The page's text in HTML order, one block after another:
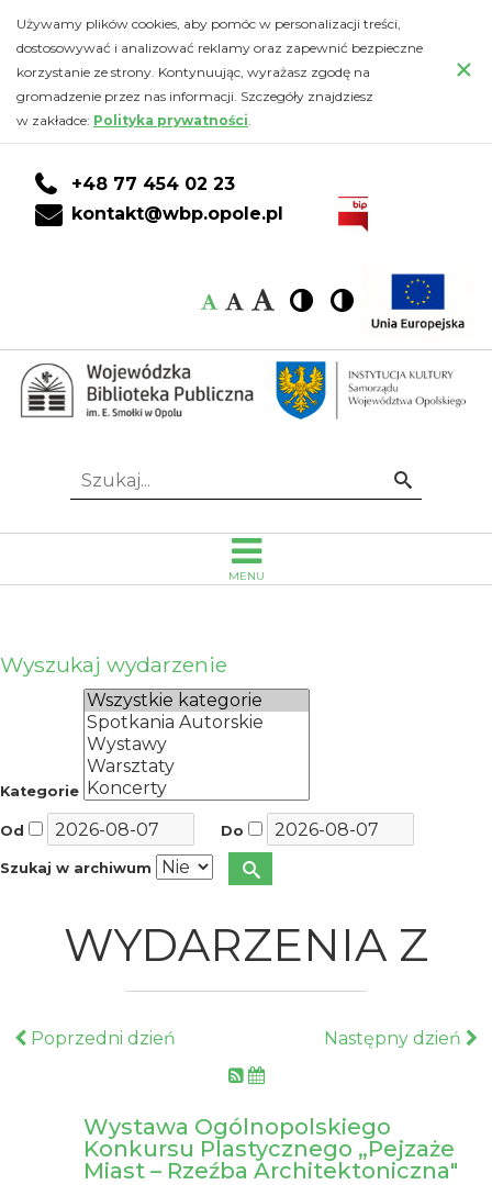
Kalendarz
Wojewódzka
Biblioteka
Publiczna
Emanuela
Smołki
w
Opolu
do
głównej
treści
DO
KONTA
CZYTELNIKA
DO
WYSZUKIWARKI
do
stopki
Używamy plików cookies, aby pomóc w personalizacji treści,
dostosowywać i analizować reklamy oraz zapewnić bezpieczne
korzystanie ze strony. Kontynuując, wyrażasz zgodę na
gromadzenie przez nas informacji. Szczegóły znajdziesz
w zakładce: Polityka prywatności.
×
+48 77 454 02 23
kontakt@wbp.opole.pl
Czcionka:
Czcionka
Czcionka
Czcionka
Wysoki
kontrast
Wysoki
kontrast
Idź
Szukaj...
MENU
Wyszukaj wydarzenie
Kategorie
Od Do
Szukaj w archiwum
WYDARZENIA Z
Poprzedni dzień Następny dzień
Wystawa Ogólnopolskiego
Konkursu Plastycznego „Pejzaże
Miast – Rzeźba Architektoniczna"